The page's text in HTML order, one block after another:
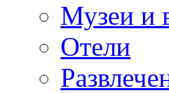
Музеи и
Отели